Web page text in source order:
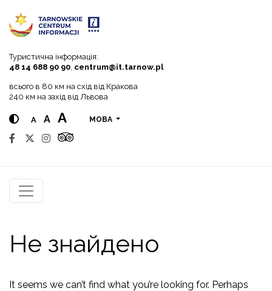
Туристична інформація:
48 14 688 90 90 centrum@it.tarnow.pl
всього в 80 км на схід від Кракова
240 км на захід від Львова
A A A МОВА
Не знайдено
It seems we can’t find what you’re looking for. Perhaps